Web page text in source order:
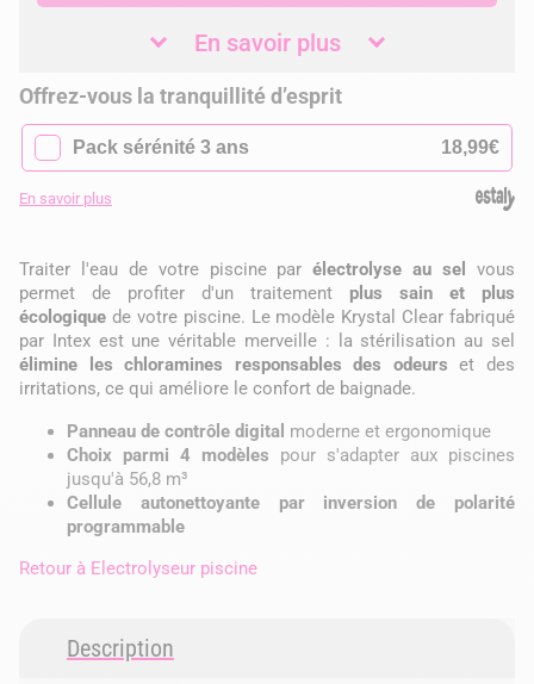
En savoir plus
Offrez-vous la tranquillité d’esprit
✓ Pack sérénité 3 ans 18,99€
En savoir plus
Traiter l'eau de votre piscine parélectrolyse au sel
vous
permet de profiter d'un traitement plus sain et plus
écologique de votre piscine. Le modèle Krystal Clear fabriqué
par Intex est une véritable merveille : la stérilisation au sel
élimine les chloramines responsables des odeurs et des
irritations, ce qui améliore le confort de baignade.
Panneau de contrôle digital moderne et ergonomique
Choix parmi 4 modèles pour s'adapter aux piscines
jusqu'à 56,8 m³
Cellule autonettoyante par inversion de polarité
programmable
Retour à Electrolyseur piscine
Description